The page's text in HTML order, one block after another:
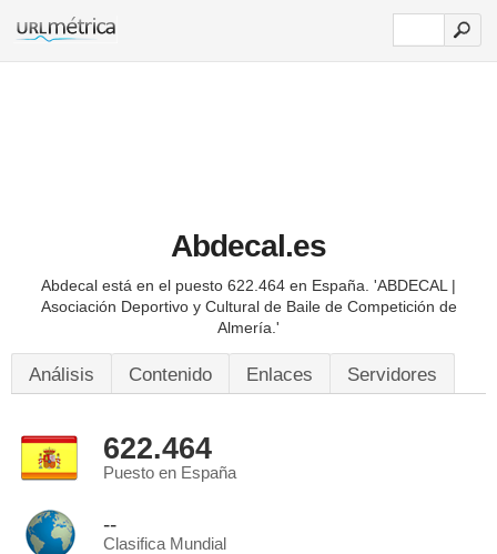
Abdecal.es
Abdecal está en el puesto 622.464 en España. 'ABDECAL |
Asociación Deportivo y Cultural de Baile de Competición de
Almería.'
Análisis Contenido Enlaces Servidores
622.464
Puesto en España
--
Clasifica Mundial